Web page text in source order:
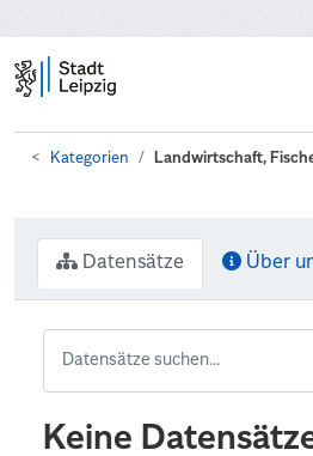
Kategorien Landwirtschaft,
Datensätze Über
Keine